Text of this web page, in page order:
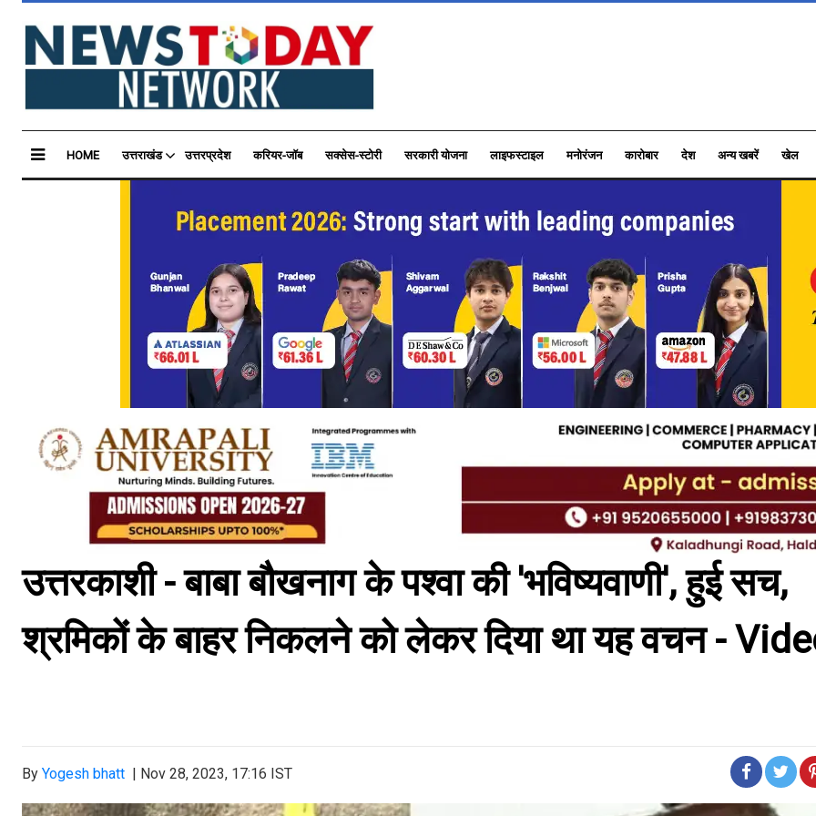
HOME उत्तराखंड उत्तरप्रदेश करियर-जॉब सक्सेस-स्टोरी सरकारी योजना लाइफस्टाइल मनोरंजन कारोबार देश अन्य खबरें खेल
उत्तरकाशी - बाबा बौखनाग के पश्वा की 'भविष्यवाणी', हुई सच,
श्रमिकों के बाहर निकलने को लेकर दिया था यह वचन -
By Yogesh bhatt | Nov 28, 2023, 17:16 IST